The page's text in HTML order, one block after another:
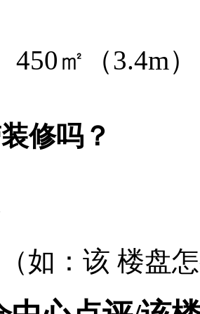
450㎡（3.4m）
修吗？
如：该 楼盘